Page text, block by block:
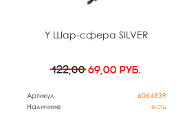
Y Шар-сфера SILVER
122,0069,00 руб.
Артикул
6064839
Наличиие
есть